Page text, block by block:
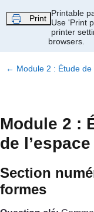
Print
Printable
Use 'Print
printer
browsers.
← Module 2 : Étude de
Module 2 :
de l’espace
Section
formes